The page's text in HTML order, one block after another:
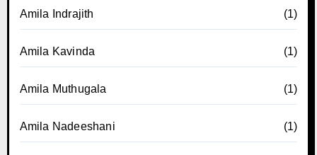
Amila Indrajith (1)
Amila Kavinda (1)
Amila Muthugala (1)
Amila Nadeeshani (1)